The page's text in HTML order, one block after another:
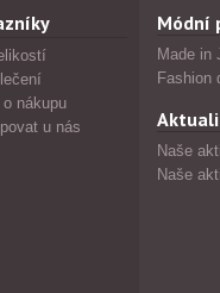
o nákupu
u nás
Módní
Made in
Fashion
Naše
Naše